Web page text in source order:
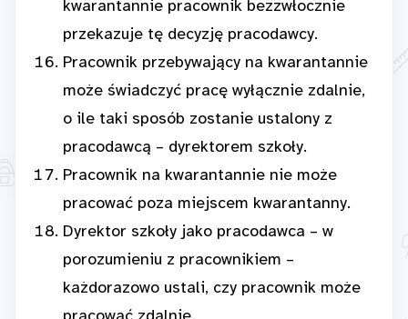
kwarantannie pracownik bezzwłocznie
przekazuje tę decyzję pracodawcy.
Pracownik przebywający na kwarantannie
może świadczyć pracę wyłącznie zdalnie,
o ile taki sposób zostanie ustalony z
pracodawcą – dyrektorem szkoły.
Pracownik na kwarantannie nie może
pracować poza miejscem kwarantanny.
Dyrektor szkoły jako pracodawca – w
porozumieniu z pracownikiem –
każdorazowo ustali, czy pracownik może